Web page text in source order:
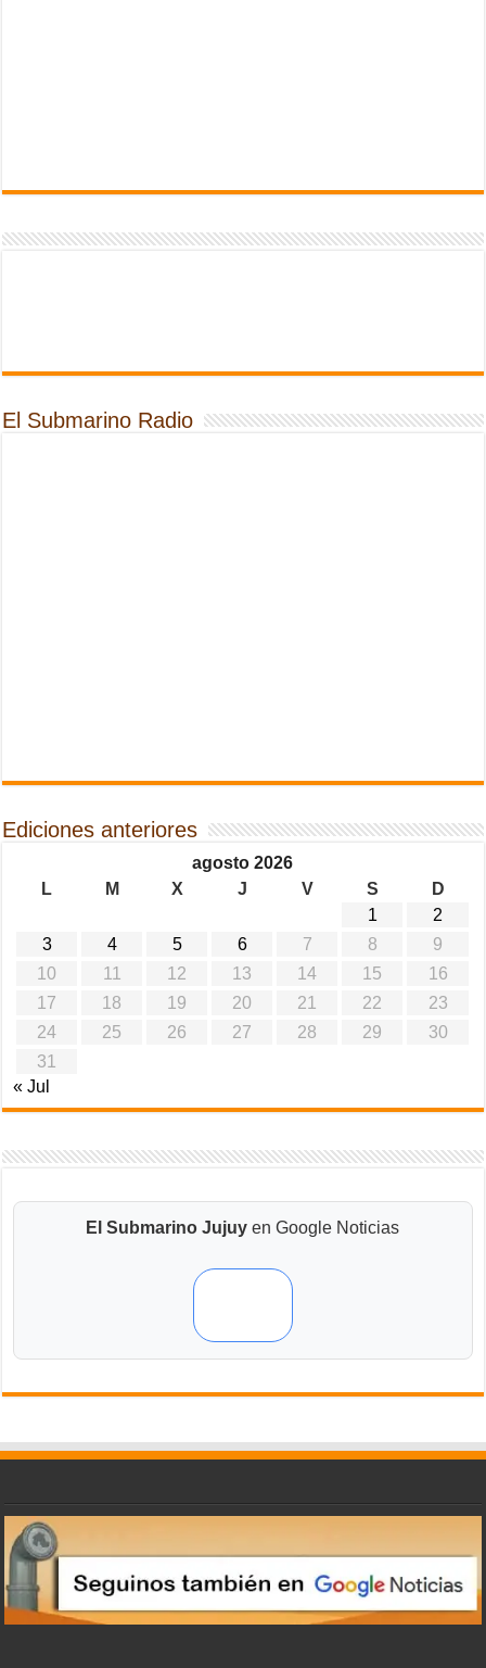
El Submarino Radio
Ediciones anteriores
agosto 2026
L
M X J V S
D
1
2
3
4 5 6 7 8
9
10
11 12 13 14 15
16
17
18 19 20 21 22
23
24
25 26 27 28 29
30
31
« Jul
El Submarino Jujuy en Google Noticias